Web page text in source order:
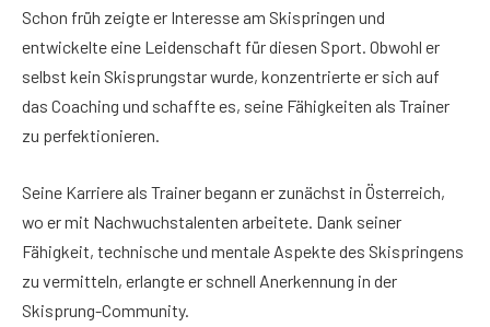
Schon früh zeigte er Interesse am Skispringen und
entwickelte eine Leidenschaft für diesen Sport. Obwohl er
selbst kein Skisprungstar wurde, konzentrierte er sich auf
das Coaching und schaffte es, seine Fähigkeiten als Trainer
zu perfektionieren.
Seine Karriere als Trainer begann er zunächst in Österreich,
wo er mit Nachwuchstalenten arbeitete. Dank seiner
Fähigkeit, technische und mentale Aspekte des Skispringens
zu vermitteln, erlangte er schnell Anerkennung in der
Skisprung-Community.